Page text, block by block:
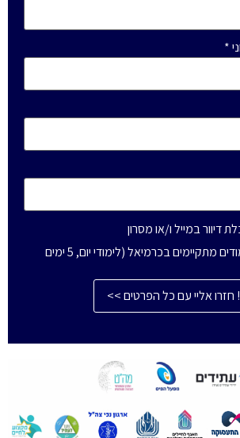
*
דיוור במייל ו/או מסרון
* ידוע לי שהלימודים מתקיימים בכרמיאל (לימודי יום, 5 ימים
חזרו אליי עם כל הפרטים >>